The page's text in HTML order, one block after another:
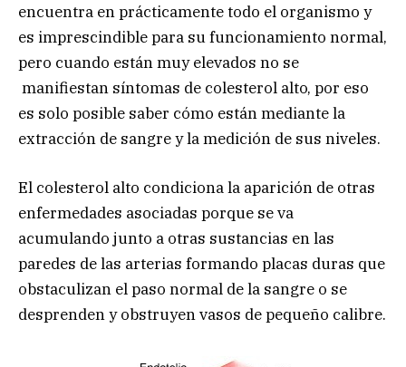
encuentra en prácticamente todo el organismo y
es imprescindible para su funcionamiento normal,
pero cuando están muy elevados no se
manifiestan síntomas de colesterol alto, por eso
es solo posible saber cómo están mediante la
extracción de sangre y la medición de sus niveles.
El colesterol alto condiciona la aparición de otras
enfermedades asociadas porque se va
acumulando junto a otras sustancias en las
paredes de las arterias formando placas duras que
obstaculizan el paso normal de la sangre o se
desprenden y obstruyen vasos de pequeño calibre.